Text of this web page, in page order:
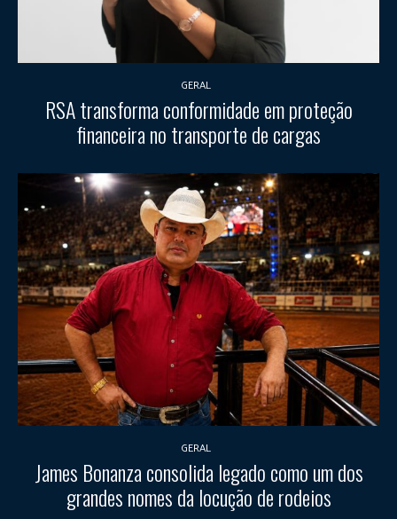
GERAL
RSA transforma conformidade em proteção
financeira no transporte de cargas
GERAL
James Bonanza consolida legado como um dos
grandes nomes da locução de rodeios